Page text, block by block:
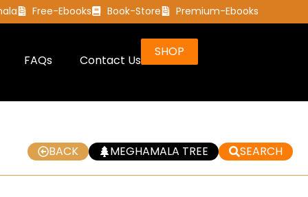
Free-Ebooks Book-Store
Premium-Ebooks
FAQs Contact Us
SHOP
BACK MEGHAMALA TREE SEARCH